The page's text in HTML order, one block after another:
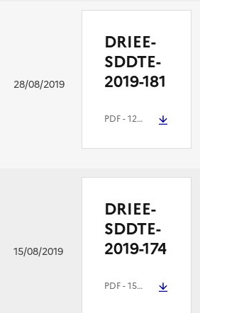
28/08/2019
DRIEE-
SDDTE-
2019-181
PDF- 121.1 kio
15/08/2019
DRIEE-
SDDTE-
2019-174
PDF- 153.3 kio